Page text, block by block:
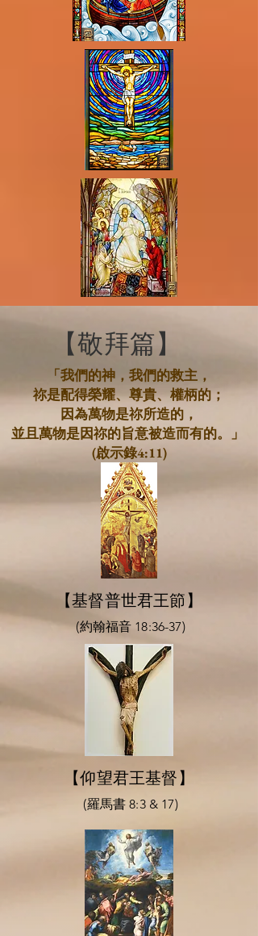
​【敬拜篇】
「我們的神，我們的救主，
祢是配得榮耀、尊貴、權柄的；
因為萬物是祢所造的，
並且萬物是因祢的旨意被造而有的。」
(啟示錄4:11)
【基督普世君王節】
(約翰福音 18:36-37)
【仰望君王基督】
(羅馬書 8:3 & 17)